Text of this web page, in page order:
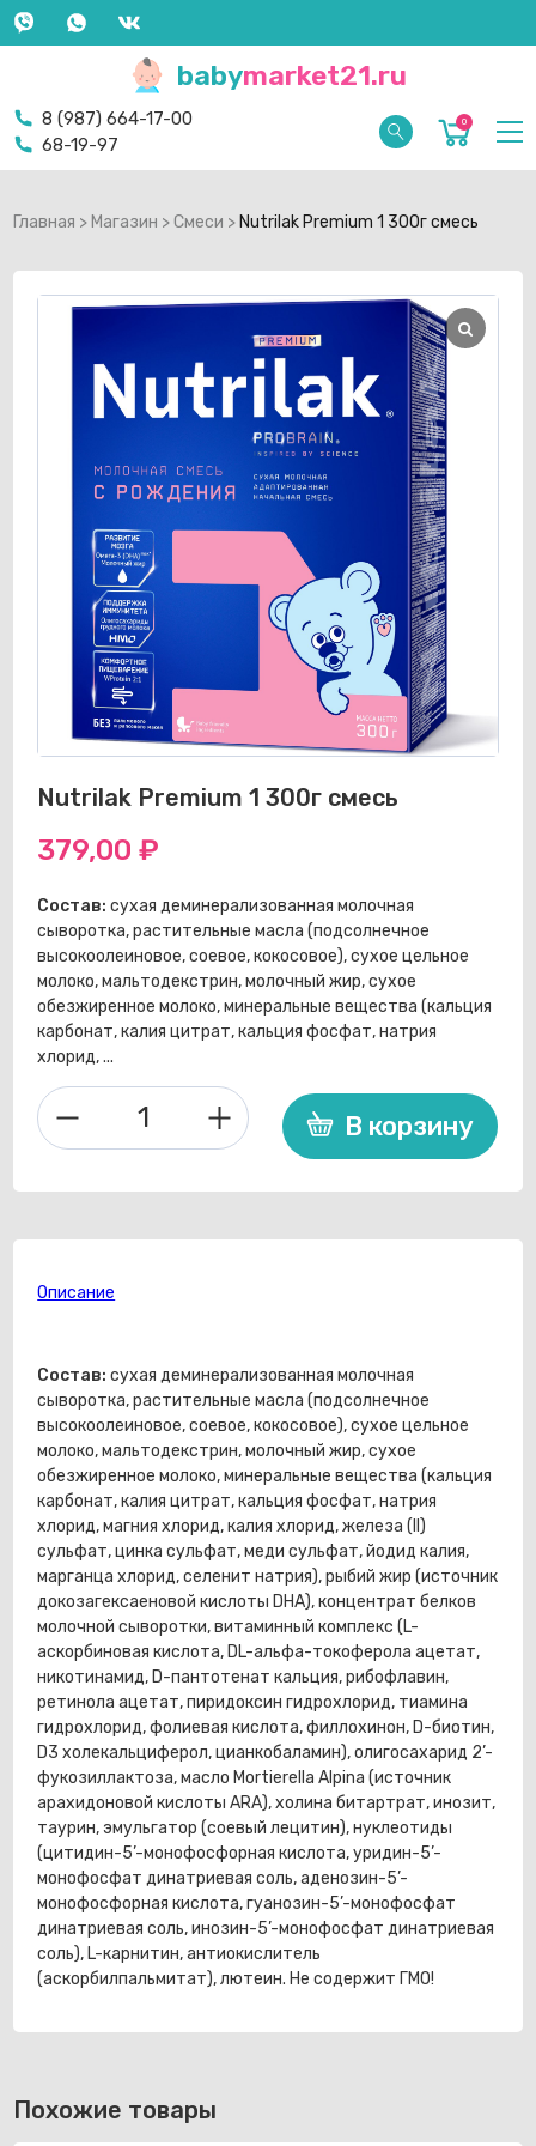
babymarket21.ru
8 (987) 664-17-00
68-19-97
0
Главная > Магазин >Смеси > Nutrilak Premium 1 300г смесь
Nutrilak Premium 1 300г смесь
379,00₽
Состав:сухая деминерализованная молочная
сыворотка, растительные масла (подсолнечное
высокоолеиновое, соевое, кокосовое), сухое цельное
молоко, мальтодекстрин, молочный жир, сухое
обезжиренное молоко, минеральные вещества (кальция
карбонат, калия цитрат, кальция фосфат, натрия
хлорид, ...
Количество
товара
В корзину
Описание
Состав:сухая деминерализованная молочная
сыворотка, растительные масла (подсолнечное
высокоолеиновое, соевое, кокосовое), сухое цельное
молоко, мальтодекстрин, молочный жир, сухое
обезжиренное молоко, минеральные вещества (кальция
карбонат, калия цитрат, кальция фосфат, натрия
хлорид, магния хлорид, калия хлорид, железа (II)
сульфат, цинка сульфат, меди сульфат, йодид калия,
марганца хлорид, селенит натрия), рыбий жир (источник
докозагексаеновой кислоты DHA), концентрат белков
молочной сыворотки, витаминный комплекс (L-
аскорбиновая кислота, DL-альфа-токоферола ацетат,
никотинамид, D-пантотенат кальция, рибофлавин,
ретинола ацетат, пиридоксин гидрохлорид, тиамина
гидрохлорид, фолиевая кислота, филлохинон, D-биотин,
D3 холекальциферол, цианкобаламин), олигосахарид 2’-
фукозиллактоза, масло Mortierella Alpina (источник
арахидоновой кислоты ARA), холина битартрат, инозит,
таурин, эмульгатор (соевый лецитин), нуклеотиды
(цитидин-5’-монофосфорная кислота, уридин-5’-
монофосфат динатриевая соль, аденозин-5’-
монофосфорная кислота, гуанозин-5’-монофосфат
динатриевая соль, инозин-5’-монофосфат динатриевая
соль), L-карнитин, антиокислитель
(аскорбилпальмитат), лютеин. Не содержит ГМО!
Похожие товары